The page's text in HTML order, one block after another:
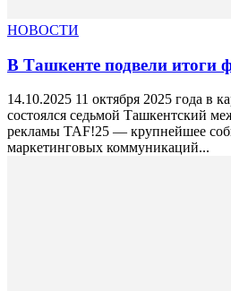
НОВОСТИ
В Ташкенте подвели итоги
14.10.2025 11 октября 2025 года в
состоялся седьмой Ташкентский
рекламы TAF!25 — крупнейшее
маркетинговых коммуникаций...